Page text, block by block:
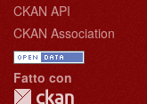
CKAN API
CKAN Association
Fatto con